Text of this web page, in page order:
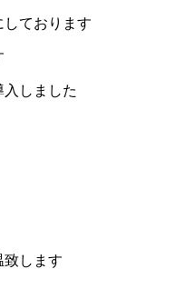
しております
入しました
致します